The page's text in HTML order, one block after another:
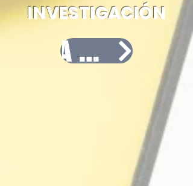
INVESTIGACIÓN
ACCESO